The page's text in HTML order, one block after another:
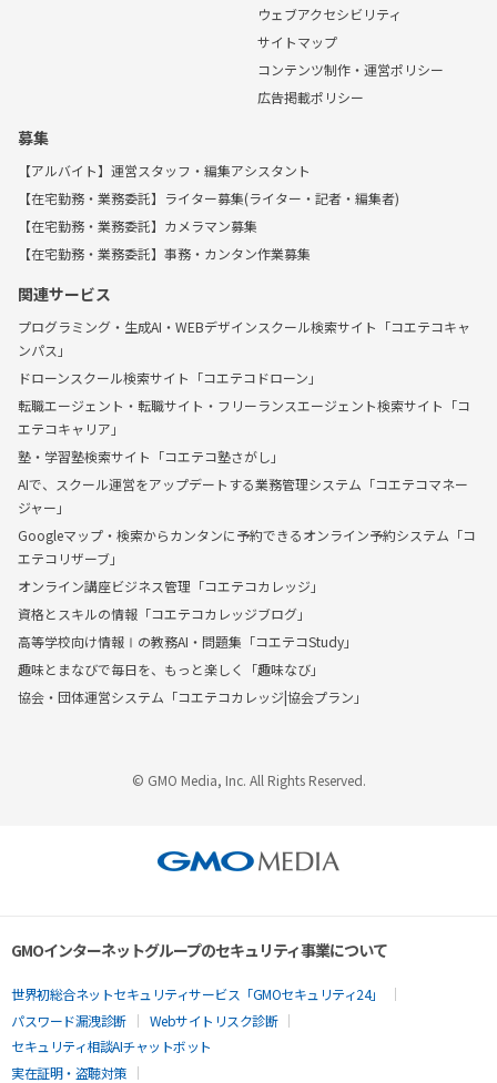
ウェブアクセシビリティ
サイトマップ
コンテンツ制作・運営ポリシー
広告掲載ポリシー
募集
【アルバイト】運営スタッフ・編集アシスタント
【在宅勤務・業務委託】ライター募集(ライター・記者・編集者)
【在宅勤務・業務委託】カメラマン募集
【在宅勤務・業務委託】事務・カンタン作業募集
関連サービス
プログラミング・生成AI・WEBデザインスクール検索サイト「コエテコキャ
ンパス」
ドローンスクール検索サイト「コエテコドローン」
転職エージェント・転職サイト・フリーランスエージェント検索サイト「コ
エテコキャリア」
塾・学習塾検索サイト「コエテコ塾さがし」
AIで、スクール運営をアップデートする業務管理システム「コエテコマネー
ジャー」
Googleマップ・検索からカンタンに予約できるオンライン予約システム「コ
エテコリザーブ」
オンライン講座ビジネス管理「コエテコカレッジ」
資格とスキルの情報「コエテコカレッジブログ」
高等学校向け情報Ⅰの教務AI・問題集「コエテコStudy」
趣味とまなびで毎日を、もっと楽しく「趣味なび」
協会・団体運営システム「コエテコカレッジ|協会プラン」
© GMO Media, Inc. All Rights Reserved.
GMOインターネットグループのセキュリティ事業について
世界初総合ネットセキュリティサービス「GMOセキュリティ24」
パスワード漏洩診断
Webサイトリスク診断
セキュリティ相談AIチャットボット
実在証明・盗聴対策